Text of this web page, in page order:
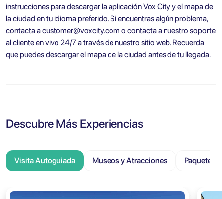
instrucciones para descargar la aplicación Vox City y el mapa de
la ciudad en tu idioma preferido. Si encuentras algún problema,
contacta acustomer@voxcity.com o contacta a nuestro soporte
al cliente en vivo 24/7 a través de nuestro sitio web. Recuerda
que puedes descargar el mapa de la ciudad antes de tu llegada.
Descubre Más Experiencias
Visita Autoguiada Museos y Atracciones Paquete